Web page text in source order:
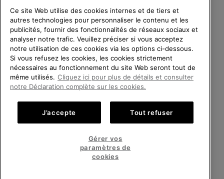
Belgique (français) | English › | Nederlands ›
©2026 SOREL.Tous droits réservés.
Conditions Générales de Vente Garanties Légales Cookies
Impressum
Service client: Lun - Sam de 9h à 13h et de 14h à 18h
VEUILLEZ CHOISIR UNE
LANGUE
Achats en ligne disponibles
United States
Achats
ligne
Achats
Belgium-Dutch
Ce site Web utilise des cookies internes et de tiers et
autres technologies pour personnaliser le contenu et les
publicités, fournir des fonctionnalités de réseaux sociaux et
analyser notre trafic. Veuillez préciser si vous acceptez
notre utilisation de ces cookies via les options ci-dessous.
Si vous refusez les cookies, les cookies strictement
nécessaires au fonctionnement du site Web seront tout de
même utilisés. Cliquez ici pour plus de détails et consulter
notre Déclaration complète sur les cookies.
J’accepte Tout refuser
Gérer vos
paramètres de
cookies